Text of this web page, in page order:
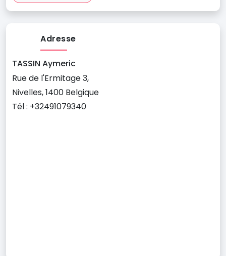
Adresse
TASSIN Aymeric
Rue de l'Ermitage 3,
Nivelles, 1400 Belgique
Tél : +32491079340